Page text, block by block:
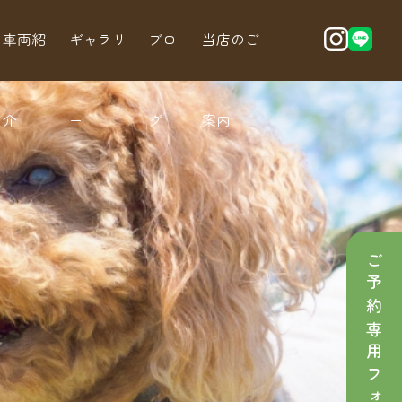
車両紹
介
ギャラリ
ー
ブロ
グ
当店のご
案内
ご予約専用フォーム